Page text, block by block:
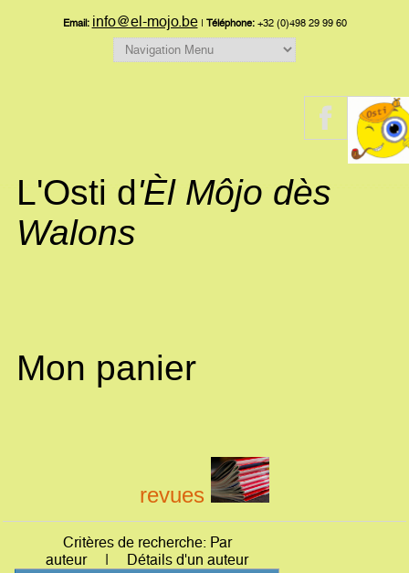
Email: info@el-mojo.be| Téléphone:+32 (0)498 29 99 60
L'Osti d'Èl Môjo dès
Walons
Mon panier
revues
Critères de recherche: Par
auteur | Détails d'un auteur